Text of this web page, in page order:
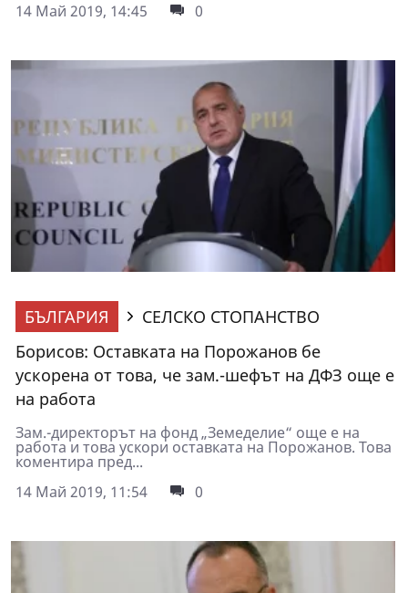
14 Май 2019, 14:45
0
БЪЛГАРИЯ
СЕЛСКО СТОПАНСТВО
Борисов: Оставката на Порожанов бе
ускорена от това, че зам.-шефът на ДФЗ още е
на работа
Зам.-директорът на фонд „Земеделие“ още е на
работа и това ускори оставката на Порожанов. Това
коментира пред...
14 Май 2019, 11:54
0